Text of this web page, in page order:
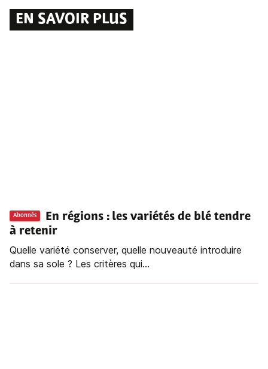
EN SAVOIR PLUS
Abonnés
En régions : les variétés de blé tendre
à retenir
Quelle variété conserver, quelle nouveauté introduire
dans sa sole ? Les critères qui...